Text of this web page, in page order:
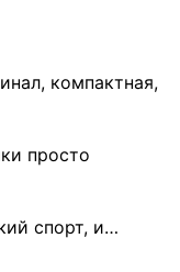
компактная,
просто
спорт, и…